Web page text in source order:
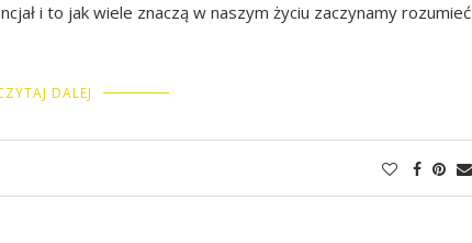
i to jak wiele znaczą w naszym życiu zaczynamy rozumieć
DALEJ